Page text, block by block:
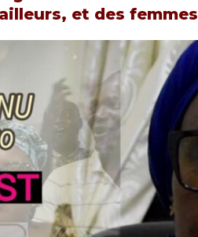
et des femmes